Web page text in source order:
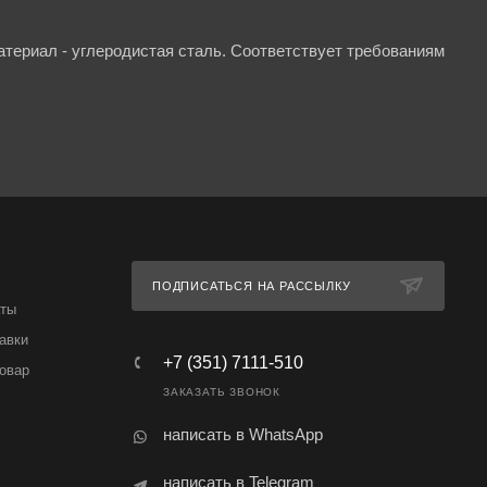
- углеродистая сталь. Соответствует требованиям
ПОДПИСАТЬСЯ НА РАССЫЛКУ
+7 (351) 7111-510
ЗАКАЗАТЬ ЗВОНОК
написать в WhatsApp
написать в Telegram